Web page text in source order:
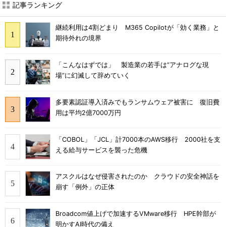
記事ランキング
継続利用は4割どまり M365 Copilotが「効く業務」と
期待外れの境界
「こんなはずでは」 製造業の若手は“アナログな現
場”に幻滅して辞めていく
多要素認証導入済みでもランサムウェア被害に 復旧費
用は平均2億7000万円
「COBOL」「JCL」計7000本のAWS移行 2000社を支
える給与サービスを襲った危機
アスクルはなぜ侵害されたのか クラウドの安全神話を
崩す「例外」の正体
Broadcom値上げで加速するVMware移行 HPE幹部が
明かすAI時代の備え